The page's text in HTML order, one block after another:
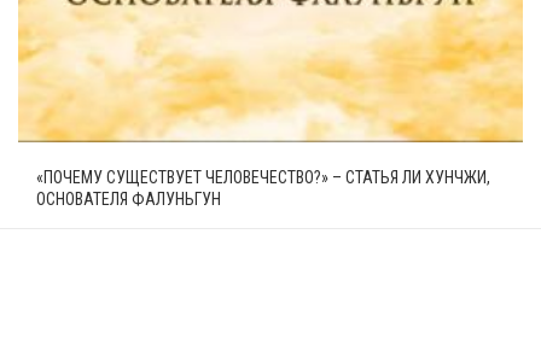
«ПОЧЕМУ СУЩЕСТВУЕТ ЧЕЛОВЕЧЕСТВО?» – СТАТЬЯ ЛИ ХУНЧЖИ,
ОСНОВАТЕЛЯ ФАЛУНЬГУН